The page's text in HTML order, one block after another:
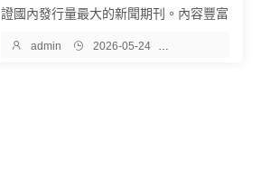
證國內發行量最大的新聞期刊。內容豐富
多元，包含時政、財經、科技、文化、娛
 admin  2026-05-24 